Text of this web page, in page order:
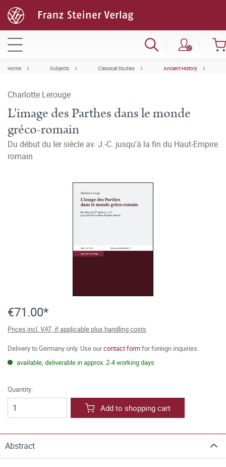
Home Subjects Classical Studies Ancient History
Charlotte Lerouge
L'image des Parthes dans le monde
gréco-romain
Du début du Ier siècle av. J.-C. jusqu'à la fin du Haut-Empire
romain
€71.00*
Prices incl. VAT, if applicable plus handling costs
Delivery to Germany only. Use ourcontact formfor foreign inquiries.
available, deliverable in approx. 2-4 working days
Quantity:
Add to shopping cart
Abstract